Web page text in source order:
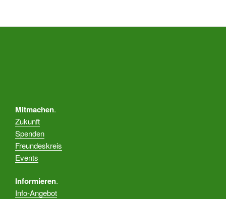
Mitmachen.
Zukunft
Spenden
Freundeskreis
Events
Informieren.
Info-Angebot